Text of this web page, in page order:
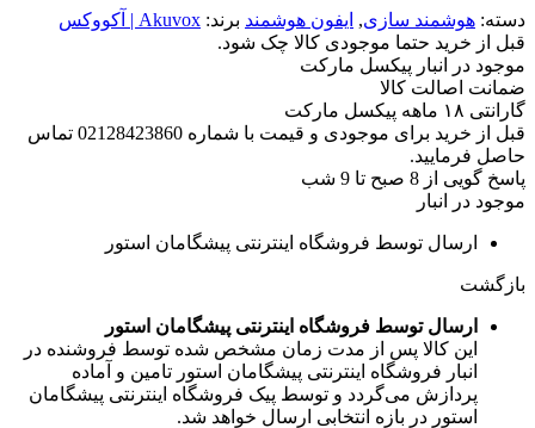
دسته: هوشمند سازی, ایفون هوشمند برند: Akuvox | آکووکس
قبل از خرید حتما موجودی کالا چک شود.
موجود در انبار پیکسل مارکت
ضمانت اصالت کالا
گارانتی ۱۸ ماهه پیکسل مارکت
قبل از خرید برای موجودی و قیمت با شماره 02128423860 تماس
حاصل فرمایید.
پاسخ گویی از 8 صبح تا 9 شب
موجود در انبار
ارسال توسط فروشگاه اینترنتی پیشگامان استور
بازگشت
ارسال توسط فروشگاه اینترنتی پیشگامان استور
این کالا پس از مدت زمان مشخص شده توسط فروشنده در
انبار فروشگاه اینترنتی پیشگامان استور تامین و آماده
پردازش می‌گردد و توسط پیک فروشگاه اینترنتی پیشگامان
استور در بازه انتخابی ارسال خواهد شد.